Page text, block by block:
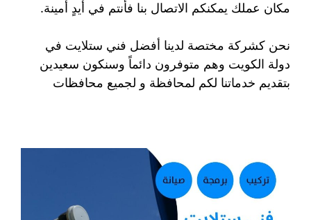
مكان عملك يمكنكم الاتصال بنا فأنتم في أيدٍ أمينة.
نحن كشركة مختصة لدينا أفضل فني ستلايت في
دولة الكويت وهم متوفرون دائماً وسنكون سعيدين
بتقديم خدماتنا لكم لمحافظة و لجميع محافظات